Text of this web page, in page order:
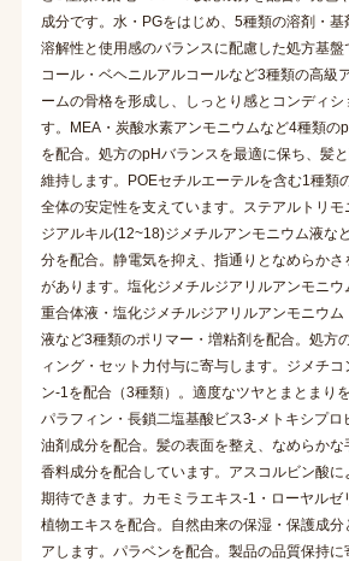
成分です。水・PGをはじめ、5種類の溶剤・
溶解性と使用感のバランスに配慮した処方基
コール・ベヘニルアルコールなど3種類の高級
ームの骨格を形成し、しっとり感とコンディシ
す。MEA・炭酸水素アンモニウムなど4種類の
を配合。処方のpHバランスを最適に保ち、髪
維持します。POEセチルエーテルを含む1種類
全体の安定性を支えています。ステアルトリ
ジアルキル(12~18)ジメチルアンモニウム液な
分を配合。静電気を抑え、指通りとなめらか
があります。塩化ジメチルジアリルアンモニ
重合体液・塩化ジメチルジアリルアンモニウ
液など3種類のポリマー・増粘剤を配合。処方
ィング・セット力付与に寄与します。ジメチコ
ン-1を配合（3種類）。適度なツヤとまとまり
パラフィン・長鎖二塩基酸ビス3-メトキシプ
油剤成分を配合。髪の表面を整え、なめらかな
香料成分を配合しています。アスコルビン酸
期待できます。カモミラエキス-1・ローヤル
植物エキスを配合。自然由来の保湿・保護成
アします。パラベンを配合。製品の品質保持に